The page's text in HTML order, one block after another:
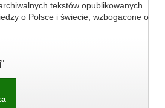
tekstów opublikowanych
o Polsce i świecie, wzbogacone o